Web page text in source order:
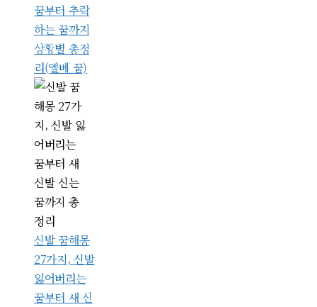
꿈부터 추락
하는 꿈까지
상황별 총정
리(엘베 꿈)
신발 꿈해몽
27가지, 신발
잃어버리는
꿈부터 새 신